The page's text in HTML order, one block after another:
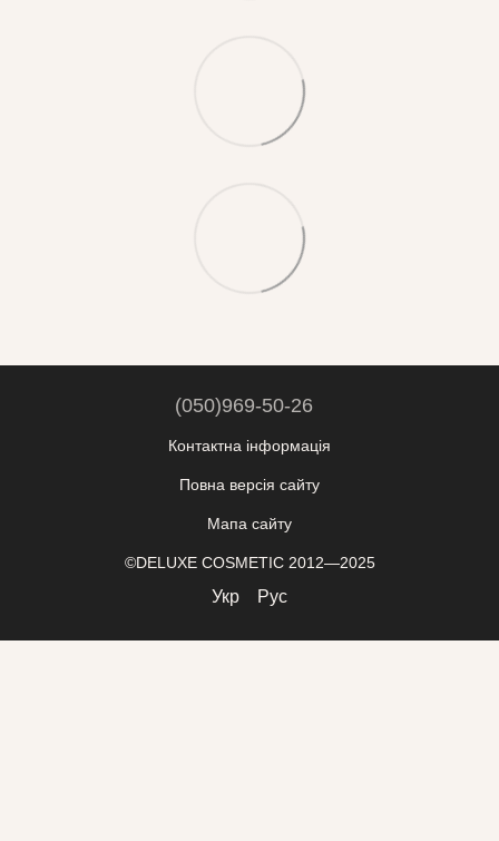
(050)969-50-26
Контактна інформація
Повна версія сайту
Мапа сайту
©DELUXE COSMETIC 2012—2025
Укр Рус